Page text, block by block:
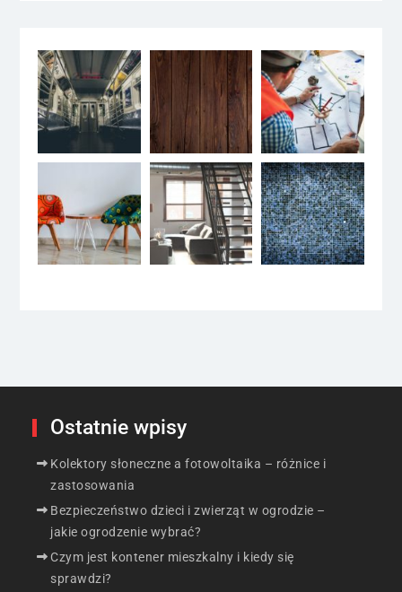
Ostatnie wpisy
Kolektory słoneczne a fotowoltaika – różnice i
zastosowania
Bezpieczeństwo dzieci i zwierząt w ogrodzie –
jakie ogrodzenie wybrać?
Czym jest kontener mieszkalny i kiedy się
sprawdzi?